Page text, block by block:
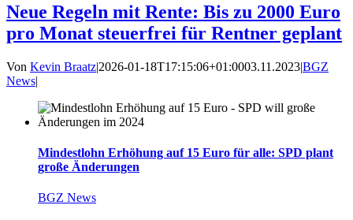
Neue Regeln mit Rente: Bis zu 2000 Euro
pro Monat steuerfrei für Rentner geplant
Von Kevin Braatz|2026-01-18T17:15:06+01:0003.11.2023|BGZ
News|
Mindestlohn Erhöhung auf 15 Euro für alle: SPD plant
große Änderungen
BGZ News